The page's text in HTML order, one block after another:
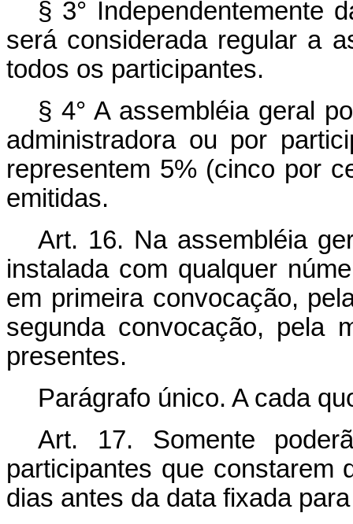
§ 3° Independentemente
será considerada regular a
todos os participantes.
§ 4° A assembléia geral
administradora ou por
representem 5% (cinco por
emitidas.
Art. 16. Na assembléia
instalada com qualquer
em primeira convocação,
segunda convocação, pela
presentes.
Parágrafo único. A cada
Art. 17. Somente
participantes que constarem
dias antes da data fixada